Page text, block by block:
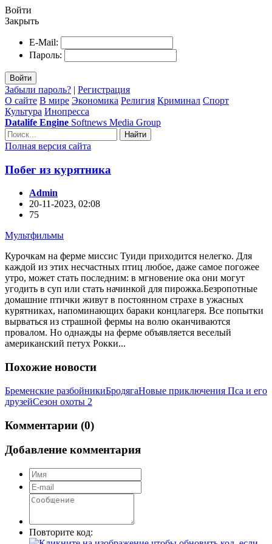
Войти
Закрыть
E-Mail:
Пароль:
Войти
Забыли пароль? | Регистрация
О сайте В мире Экономика Религия Криминал Спорт
Культура Инопресса
Datalife Engine Softnews Media Group
Найти
Полная версия сайта
Побег из курятника
Admin
20-11-2023, 02:08
75
Мультфильмы
Курочкам на ферме миссис Туиди приходится нелегко. Для
каждой из этих несчастных птиц любое, даже самое погожее
утро, может стать последним: в мгновение ока они могут
угодить в суп или стать начинкой для пирожка.Безропотные
домашние птички живут в постоянном страхе в ужасных
курятниках, напоминающих бараки концлагеря. Все попытки
вырваться из страшной фермы на волю оканчиваются
провалом. Но однажды на ферме объявляется веселый
американский петух Рокки...
Похожие новости
Бременские разбойникиБродягаНовые приключения Пса и его
друзейСезон охоты 2
Комментарии (0)
Добавление комментария
Повторите код: